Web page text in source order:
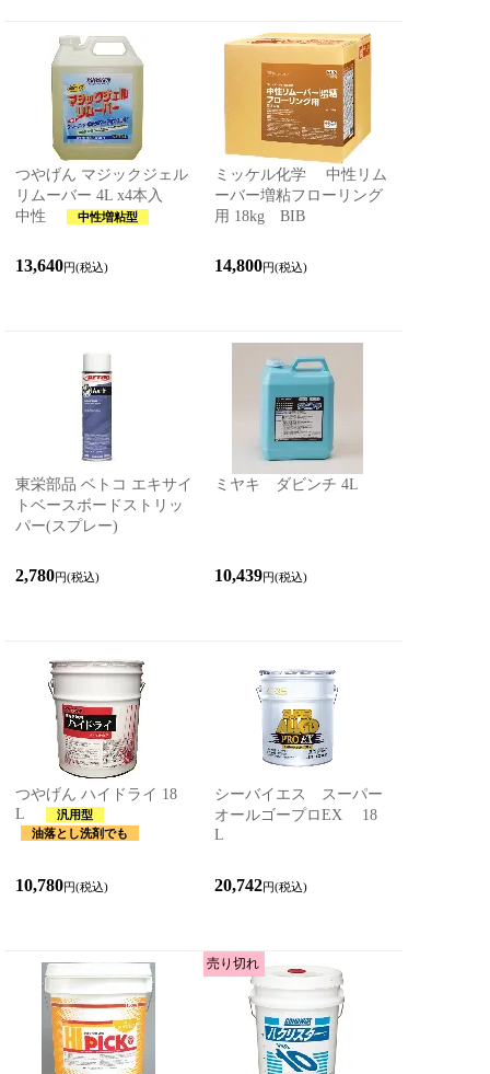
つやげん マジックジェル
リムーバー 4L x4本入
中性
中性増粘型
13,640円(税込)
ミッケル化学 中性リム
ーバー増粘フローリング
用 18kg BIB
14,800円(税込)
東栄部品 ベトコ エキサイ
トベースボードストリッ
パー(スプレー)
2,780円(税込)
ミヤキ ダビンチ 4L
10,439円(税込)
つやげん ハイドライ 18
L
汎用型
油落とし洗剤でも
10,780円(税込)
シーバイエス スーパー
オールゴープロEX 18
L
20,742円(税込)
売り切れ